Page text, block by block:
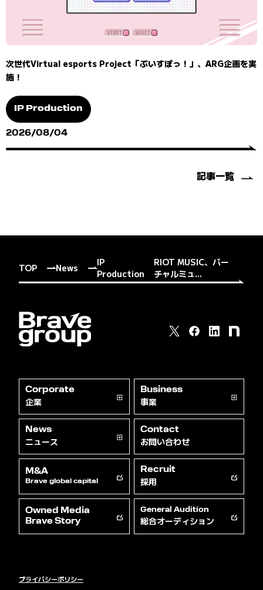
次世代Virtual esports Project「ぶいすぽっ！」、ARG企画を実
施！
IP Production
2026/08/04
記事一覧
TOP News
IP
Production
RIOT MUSIC、バー
チャルミュ...
Corporate
企業
Business
事業
News
ニュース
Contact
お問い合わせ
M&A
Brave global capital
Recruit
採用
Owned Media
Brave Story
General Audition
総合オーディション
プライバシーポリシー